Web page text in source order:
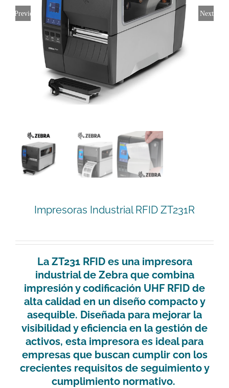
Previous Next
Impresoras Industrial RFID ZT231R
La ZT231 RFIDes una impresora
industrial de Zebra que combina
impresión y codificación UHF RFID de
alta calidad en un diseño compacto y
asequible. Diseñada para mejorar la
visibilidad y eficiencia en la gestión de
activos, esta impresora es ideal para
empresas que buscan cumplir con los
crecientes requisitos de seguimiento y
cumplimiento normativo.